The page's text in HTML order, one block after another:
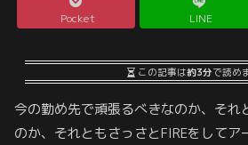
Pocket LINE
この記事は約3分で読め
今の勤め先で頑張るべきなのか、それ
のか、それともさっさとFIREをしてア